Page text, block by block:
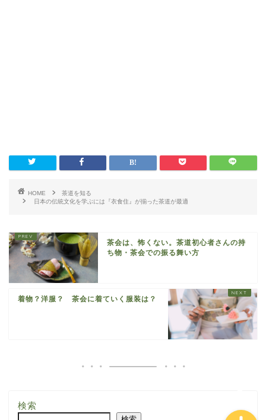
HOME
茶道を知る
日本の伝統文化を学ぶには『衣食住』が揃った茶道が最適
茶会は、怖くない。茶道初心者さんの持
ち物・茶会での振る舞い方
着物？洋服？ 茶会に着ていく服装は？
検索
ホーム